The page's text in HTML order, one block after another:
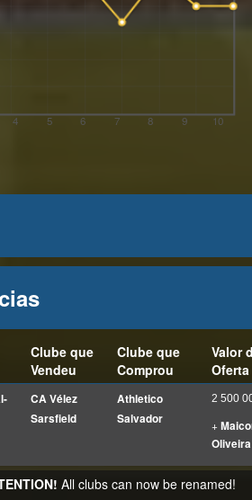
4 5 6 7 8 9 10
Clube que
Vendeu
Clube que
Comprou
Valor
Oferta
CA Vélez
Sarsfield
Athletico
Salvador
2 500
+
Oliveira
All clubs can now be renamed!